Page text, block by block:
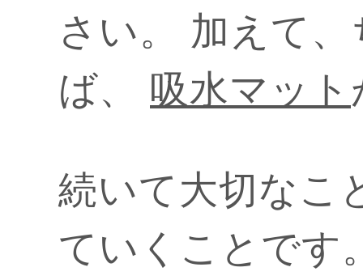
さい。 加えて
ば、 吸水マット
続いて大切なこ
ていくことです